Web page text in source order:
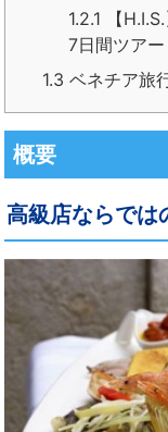
1.2.1 【
7日間ツアー
1.3 ベネチア旅
概要
高級店ならでは